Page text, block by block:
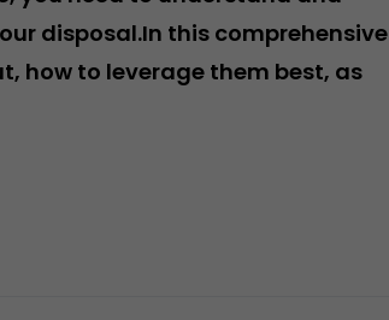
disposal.In this comprehensive
how to leverage them best, as